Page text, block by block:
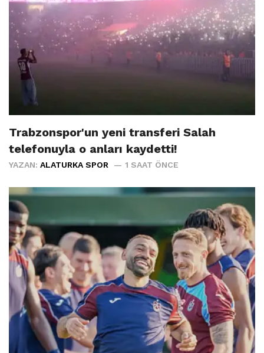
Trabzonspor'un yeni transferi Salah
telefonuyla o anları kaydetti!
YAZAN: ALATURKA SPOR 1 SAAT ÖNCE